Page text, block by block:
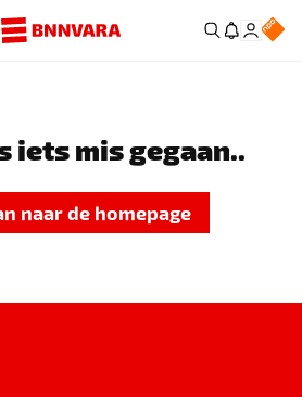
iets mis gegaan..
naar de homepage